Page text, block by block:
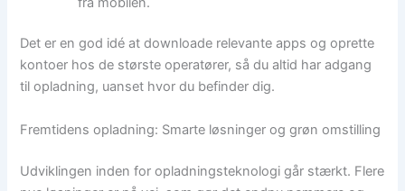
Det er en god idé at downloade relevante apps og oprette
kontoer hos de største operatører, så du altid har adgang
til opladning, uanset hvor du befinder dig.
Fremtidens opladning: Smarte løsninger og grøn omstilling
Udviklingen inden for opladningsteknologi går stærkt. Flere